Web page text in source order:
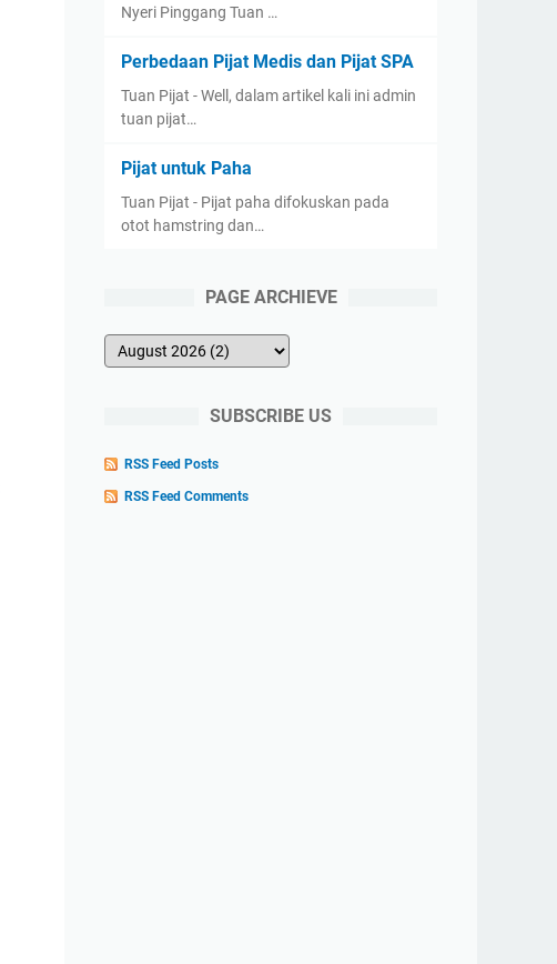
Nyeri Pinggang Tuan …
Perbedaan Pijat Medis dan Pijat SPA
Tuan Pijat - Well, dalam artikel kali ini admin
tuan pijat…
Pijat untuk Paha
Tuan Pijat - Pijat paha difokuskan pada
otot hamstring dan…
PAGE ARCHIEVE
SUBSCRIBE US
RSS Feed Posts
RSS Feed Comments